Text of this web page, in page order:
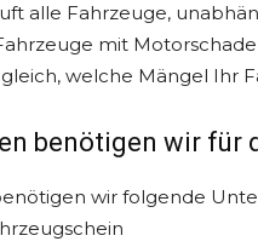
alle Fahrzeuge,
mit
welche Mängel Ihr
benötigen wir für
wir folgende